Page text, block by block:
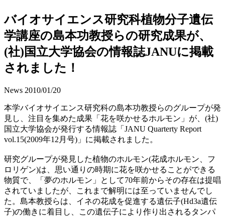
バイオサイエンス研究科植物分子遺伝
学講座の島本功教授らの研究成果が、
(社)国立大学協会の情報誌JANUに掲載
されました！
News 2010/01/20
本学バイオサイエンス研究科の島本功教授らのグループが発
見し、注目を集めた成果「花を咲かせるホルモン」が、(社)
国立大学協会が発行する情報誌「JANU Quarterty Report
vol.15(2009年12月号)」に掲載されました。
研究グループが発見した植物のホルモン(花成ホルモン、フ
ロリゲン)は、思い通りの時期に花を咲かせることができる
物質で、「夢のホルモン」として70年前からその存在は提唱
されていましたが、これまで解明には至っていませんでし
た。島本教授らは、イネの花成を促進する遺伝子(Hd3a遺伝
子)の働きに着目し、この遺伝子により作り出されるタンパ